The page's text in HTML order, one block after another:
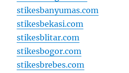
stikesbanyumas.com
stikesbekasi.com
stikesblitar.com
stikesbogor.com
stikesbrebes.com